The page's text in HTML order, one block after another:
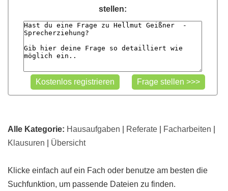
stellen:
Alle Kategorie: Hausaufgaben Referate Facharbeiten
Klausuren
Übersicht
Klicke einfach auf ein Fach oder benutze am besten die
Suchfunktion, um passende Dateien zu finden.